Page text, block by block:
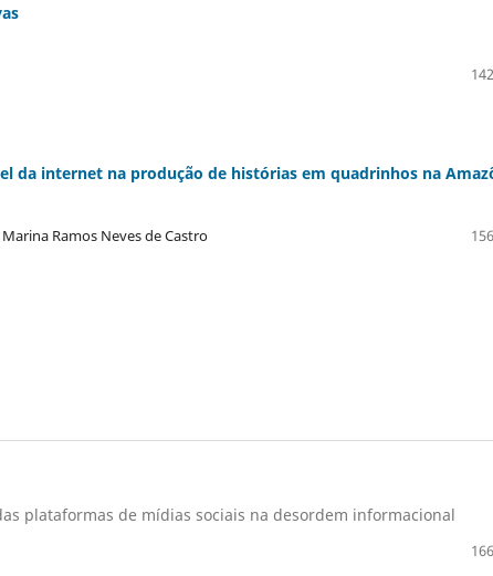
da internet na produção de histórias em quadrinhos na
Ramos Neves de Castro
plataformas de mídias sociais na desordem informacional